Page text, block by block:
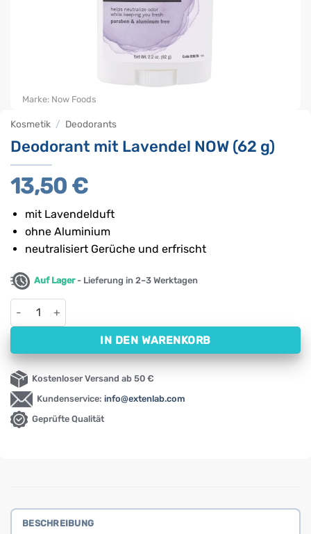
Kosmetik / Deodorants
Deodorant mit Lavendel NOW (62 g)
13,50 €
mit Lavendelduft
ohne Aluminium
neutralisiert Gerüche und erfrischt
Auf Lager- Lieferung in 2–3 Werktagen
Deodorant mit Lavendel NOW (62 g) Menge
IN DEN WARENKORB
Kostenloser Versand ab 50 €
Kundenservice: info@extenlab.com
Geprüfte Qualität
Marke: Now Foods
BESCHREIBUNG